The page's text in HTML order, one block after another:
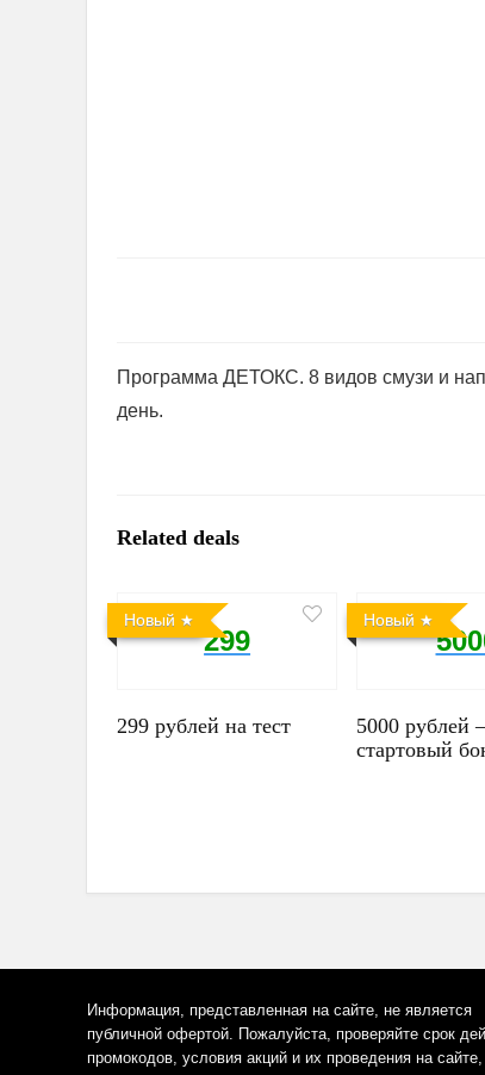
Программа ДЕТОКС. 8 видов смузи и
день.
Related deals
Новый
299
299 рублей на тест
Новый
5000 рублей
стартовый
Информация, представленная на сайте, не является
публичной офертой. Пожалуйста, проверяйте срок
промокодов, условия акций и их проведения на сайте,